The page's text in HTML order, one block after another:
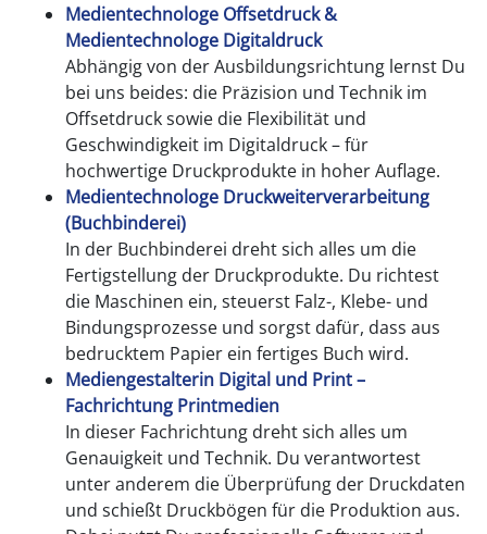
Medientechnologe Offsetdruck &
Medientechnologe Digitaldruck
Abhängig von der Ausbildungsrichtung lernst Du
bei uns beides: die Präzision und Technik im
Offsetdruck sowie die Flexibilität und
Geschwindigkeit im Digitaldruck – für
hochwertige Druckprodukte in hoher Auflage.
Medientechnologe Druckweiterverarbeitung
(Buchbinderei)
In der Buchbinderei dreht sich alles um die
Fertigstellung der Druckprodukte. Du richtest
die Maschinen ein, steuerst Falz-, Klebe- und
Bindungsprozesse und sorgst dafür, dass aus
bedrucktem Papier ein fertiges Buch wird.
Mediengestalterin Digital und Print –
Fachrichtung Printmedien
In dieser Fachrichtung dreht sich alles um
Genauigkeit und Technik. Du verantwortest
unter anderem die Überprüfung der Druckdaten
und schießt Druckbögen für die Produktion aus.